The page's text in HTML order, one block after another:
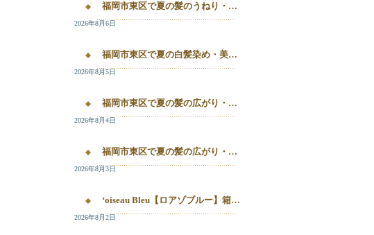
福岡市東区で夏の髪のうねり・白髪染め・美容液カラーを相談するなら｜箱崎・千早のL’oiseau Bleu
2026年8月6日
福岡市東区で夏の白髪染め・美容液カラー・髪質改善を相談したい方へ｜箱崎・千早のL’oiseau Bleu
2026年8月5日
福岡市東区で夏の髪の広がり・白髪染め・美容液カラーを相談したい方へ｜箱崎・千早のL’oiseau Bleu
2026年8月4日
福岡市東区で夏の髪の広がり・白髪染め・美容液カラーを相談したい方へ｜箱崎・千早のL’oiseau Bleu
2026年8月3日
‘oiseau Bleu【ロアゾブルー】箱崎店】 福岡市東区箱崎で、夏の白髪染めやカラー後の毛先のパサつき、髪の艶不足が気になる方へ。
2026年8月2日